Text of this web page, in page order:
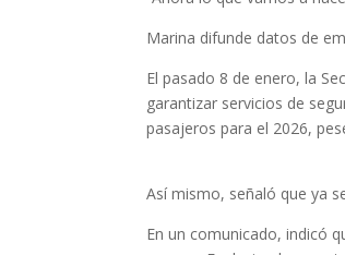
Marina difunde datos de
El pasado 8 de enero, la
garantizar servicios de
pasajeros para el 2026,
Así mismo, señaló que ya
En un comunicado, indicó